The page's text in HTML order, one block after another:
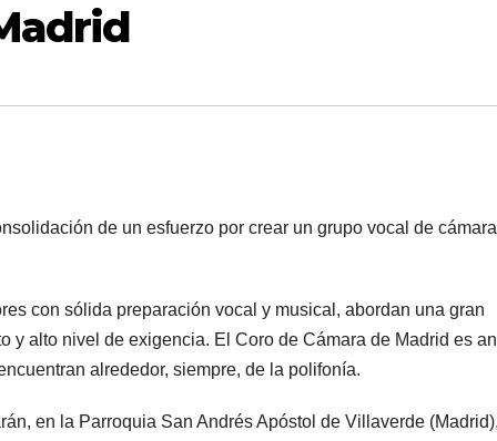
de un esfuerzo por crear un grupo vocal de
con sólida preparación vocal y musical, abordan una gran
y alto nivel de exigencia. El Coro de Cámara de Madrid es
alrededor, siempre, de la polifonía.
en la Parroquia San Andrés Apóstol de Villaverde